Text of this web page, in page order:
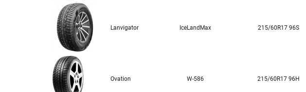
Lanvigator IceLandMax 215/60R17 96S
Ovation W-586 215/60R17 96H